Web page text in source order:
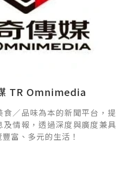
TR Omnimedia
食／品味為本的新聞平台，提
及情報，透過深度與廣度兼具
富、多元的生活！